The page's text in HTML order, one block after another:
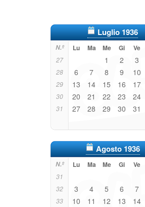
Luglio 1936
N.º Lu Ma Me Gi Ve
27 1 2 3
28 6 7 8 9 10
29 13 14 15 16 17
30 20 21 22 23 24
31 27 28 29 30 31
Agosto 1936
N.º Lu Ma Me Gi Ve
31
32 3 4 5 6 7
33 10 11 12 13 14